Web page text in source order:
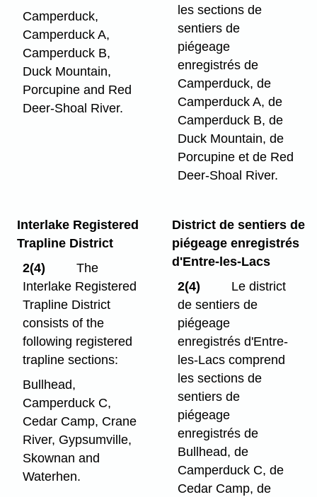
Camperduck,
Camperduck A,
Camperduck B,
Duck Mountain,
Porcupine and Red
Deer-Shoal River.
les sections de
sentiers de
piégeage
enregistrés de
Camperduck, de
Camperduck A, de
Camperduck B, de
Duck Mountain, de
Porcupine et de Red
Deer-Shoal River.
Interlake Registered
Trapline District
2(4)
The
Interlake Registered
Trapline District
consists of the
following registered
trapline sections:
Bullhead,
Camperduck C,
Cedar Camp, Crane
River, Gypsumville,
Skownan and
Waterhen.
District de sentiers de
piégeage enregistrés
d'Entre-les-Lacs
2(4)
Le district
de sentiers de
piégeage
enregistrés d'Entre-
les-Lacs comprend
les sections de
sentiers de
piégeage
enregistrés de
Bullhead, de
Camperduck C, de
Cedar Camp, de